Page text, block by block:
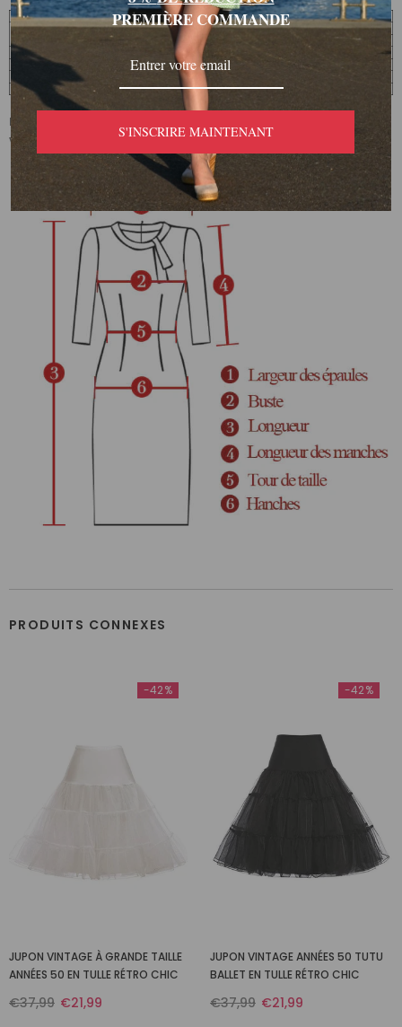
Remarque : Les mesures des tableaux de vêtements peuvent
varier en fonction des produits ou des fournisseurs.
PRODUITS CONNEXES
-42%
JUPON VINTAGE À GRANDE TAILLE
ANNÉES 50 EN TULLE RÉTRO CHIC
€37,99 €21,99
-42%
JUPON VINTAGE ANNÉES 50 TUTU
BALLET EN TULLE RÉTRO CHIC
€37,99 €21,99
PREMIÈRE COMMANDE
S'INSCRIRE MAINTENANT